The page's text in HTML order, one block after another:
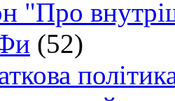
"Про
(52)